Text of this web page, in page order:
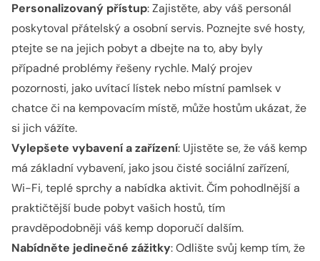
Personalizovaný přístup: Zajistěte, aby váš personál
poskytoval přátelský a osobní servis. Poznejte své hosty,
ptejte se na jejich pobyt a dbejte na to, aby byly
případné problémy řešeny rychle. Malý projev
pozornosti, jako uvítací lístek nebo místní pamlsek v
chatce či na kempovacím místě, může hostům ukázat, že
si jich vážíte.
Vylepšete vybavení a zařízení: Ujistěte se, že váš kemp
má základní vybavení, jako jsou čisté sociální zařízení,
Wi-Fi, teplé sprchy a nabídka aktivit. Čím pohodlnější a
praktičtější bude pobyt vašich hostů, tím
pravděpodobněji váš kemp doporučí dalším.
Nabídněte jedinečné zážitky: Odlište svůj kemp tím, že